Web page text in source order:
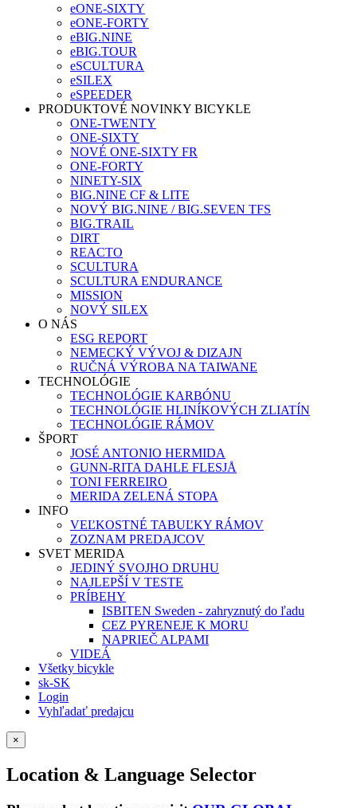
eONE-SIXTY
eONE-FORTY
eBIG.NINE
eBIG.TOUR
eSCULTURA
eSILEX
eSPEEDER
PRODUKTOVÉ NOVINKY BICYKLE
ONE-TWENTY
ONE-SIXTY
NOVÉ ONE-SIXTY FR
ONE-FORTY
NINETY-SIX
BIG.NINE CF & LITE
NOVÝ BIG.NINE / BIG.SEVEN TFS
BIG.TRAIL
DIRT
REACTO
SCULTURA
SCULTURA ENDURANCE
MISSION
NOVÝ SILEX
O NÁS
ESG REPORT
NEMECKÝ VÝVOJ & DIZAJN
RUČNÁ VÝROBA NA TAIWANE
TECHNOLÓGIE
TECHNOLÓGIE KARBÓNU
TECHNOLÓGIE HLINÍKOVÝCH ZLIATÍN
TECHNOLÓGIE RÁMOV
ŠPORT
JOSÉ ANTONIO HERMIDA
GUNN-RITA DAHLE FLESJÅ
TONI FERREIRO
MERIDA ZELENÁ STOPA
INFO
VEĽKOSTNÉ TABUĽKY RÁMOV
ZOZNAM PREDAJCOV
SVET MERIDA
JEDINÝ SVOJHO DRUHU
NAJLEPŠÍ V TESTE
PRÍBEHY
ISBITEN Sweden - zahryznutý do ľadu
CEZ PYRENEJE K MORU
NAPRIEČ ALPAMI
VIDEÁ
Všetky bicykle
sk-SK
Login
Vyhľadať predajcu
×
Location & Language Selector